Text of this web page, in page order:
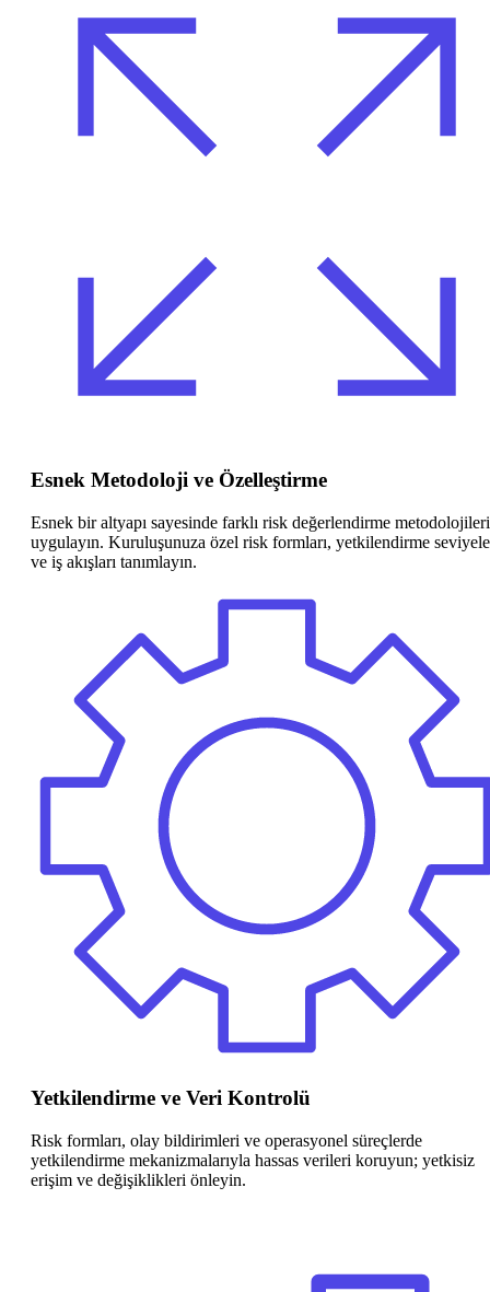
Esnek Metodoloji ve Özelleştirme
Esnek bir altyapı sayesinde farklı risk değerlendirme
uygulayın. Kuruluşunuza özel risk formları, yetkilendirme
ve iş akışları tanımlayın.
Yetkilendirme ve Veri Kontrolü
Risk formları, olay bildirimleri ve operasyonel süreçlerde
yetkilendirme mekanizmalarıyla hassas verileri koruyun; yetkisiz
erişim ve değişiklikleri önleyin.